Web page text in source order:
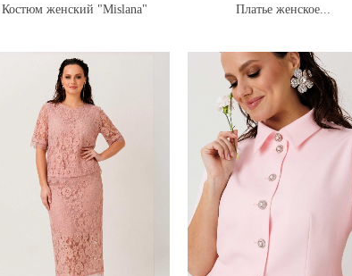
Костюм женский "Mislana"
Платье женское...